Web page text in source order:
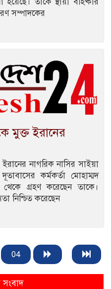
সম্পাদকের
মুক্ত ইরানের
নাগরিক নাসির সাইয়া
কর্মকর্তা মোহাম্মদ
গ্রহণ করেছেন তাকে।
নিশ্চিত করেছেন
04
সংবাদ